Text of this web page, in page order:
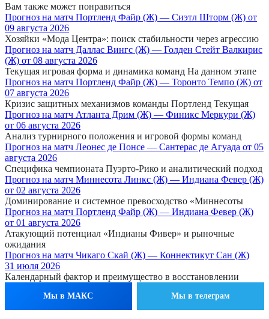
Вам также может понравиться
Прогноз на матч Портленд Файр (Ж) — Сиэтл Шторм (Ж) от
09 августа 2026
Хозяйки «Мода Центра»: поиск стабильности через агрессию
Прогноз на матч Даллас Вингс (Ж) — Голден Стейт Валкирис
(Ж) от 08 августа 2026
Текущая игровая форма и динамика команд На данном этапе
Прогноз на матч Портленд Файр (Ж) — Торонто Темпо (Ж) от
07 августа 2026
Кризис защитных механизмов команды Портленд Текущая
Прогноз на матч Атланта Дрим (Ж) — Финикс Меркури (Ж)
от 06 августа 2026
Анализ турнирного положения и игровой формы команд
Прогноз на матч Леонес де Понсе — Сантерас де Агуада от 05
августа 2026
Специфика чемпионата Пуэрто-Рико и аналитический подход
Прогноз на матч Миннесота Линкс (Ж) — Индиана Февер (Ж)
от 02 августа 2026
Доминирование и системное превосходство «Миннесоты
Прогноз на матч Портленд Файр (Ж) — Индиана Февер (Ж)
от 01 августа 2026
Атакующий потенциал «Индианы Фивер» и рыночные
ожидания
Прогноз на матч Чикаго Скай (Ж) — Коннектикут Сан (Ж)
31 июля 2026
Календарный фактор и преимущество в восстановлении
Мы в МАКС Мы в телеграм